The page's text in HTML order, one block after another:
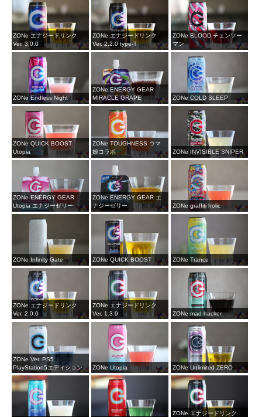
ZONe エナジードリンク
Ver. 3.0.0
ZONe エナジードリンク
Ver. 2.2.0 type-T
ZONe BLOOD チェンソー
マン
ZONe Endless Night
ZONe ENERGY GEAR
MIRACLE GRAPE
ZONe COLD SLEEP
ZONe QUICK BOOST
Utopia
ZONe TOUGHNESS ウマ
娘コラボ
ZONe INVISIBLE SNIPER
ZONe ENERGY GEAR
Utopia エナジーゼリー
ZONe ENERGY GEAR エ
ナジーゼリー
ZONe graffiti holic
ZONe Infinity Gate ZONe QUICK BOOST ZONe Trance
ZONe エナジードリンク
Ver. 2.0.0
ZONe エナジードリンク
Ver. 1.3.9
ZONe mad hacker
ZONe Ver. PS5
PlayStation5エディション
ZONe Utopia ZONe Unlimited ZERO
ZONe エナジードリンク